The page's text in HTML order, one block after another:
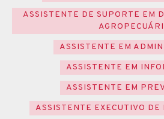
ASSISTENTE DE SUPORTE EM
ASSISTENTE EM
ASSISTENTE EM
ASSISTENTE EM
ASSISTENTE EXECUTIVO DE